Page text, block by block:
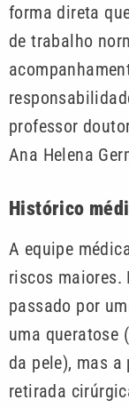
forma direta
de trabalho
professor
Ana Helena
Histórico
A equipe
riscos maiores.
passado por
uma queratose
da pele), mas
retirada